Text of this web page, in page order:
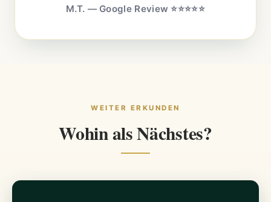
M.T. — Google Review ⭐⭐⭐⭐⭐
WEITER ERKUNDEN
Wohin als Nächstes?